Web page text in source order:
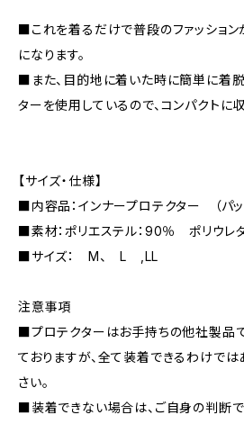
■これを着るだけで普段のファッション
になります。
■また、目的地に着いた時に簡単に着脱
ターを使用しているので、コンパクトに
【サイズ・仕様】
■内容品：インナープロテクター （パッ
■素材：ポリエステル：90％ ポリウレ
■サイズ： M、 L ,LL
注意事項
■プロテクターはお手持ちの他社製品
ておりますが、全て装着できるわけで
さい。
■装着できない場合は、ご自身の判断